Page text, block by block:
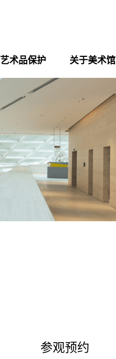
艺术品保护 关于美术馆
参观预约